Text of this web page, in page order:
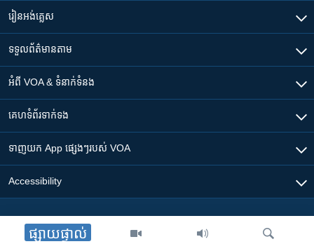
ផ្សាយផ្ទាល់
រៀន​​អង់គ្លេស
ទទួល​ព័ត៌មាន​តាម
អំពី​ VOA & ទំនាក់ទំនង
គេហទំព័រ​​ទាក់ទង
ទាញយក​ App ផ្សេងៗ​របស់​ VOA
Accessibility